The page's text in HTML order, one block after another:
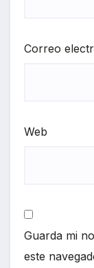
Correo
Web
Guarda mi
este